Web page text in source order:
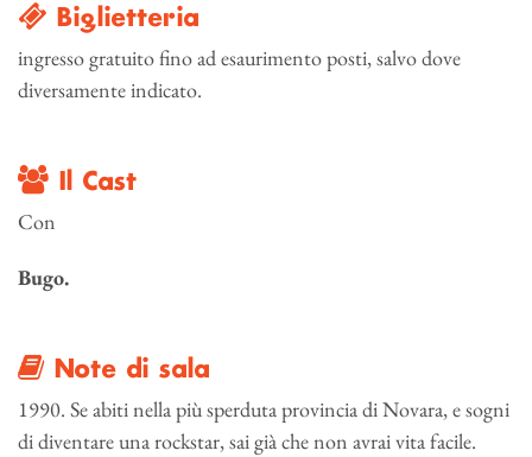
Biglietteria
ingresso gratuito fino ad esaurimento posti, salvo dove
diversamente indicato.
Il Cast
Con
Bugo.
Note di sala
1990. Se abiti nella più sperduta provincia di Novara, e sogni
di diventare una rockstar, sai già che non avrai vita facile.